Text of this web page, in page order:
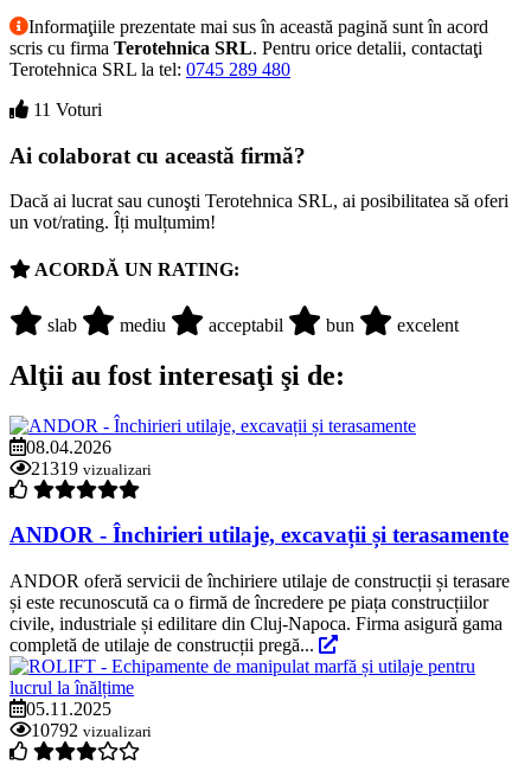
Informaţiile prezentate mai sus în această pagină sunt în acord
scris cu firma Terotehnica SRL. Pentru orice detalii, contactaţi
Terotehnica SRL la tel: 0745 289 480
11 Voturi
Ai colaborat cu această firmă?
Dacă ai lucrat sau cunoşti Terotehnica SRL, ai posibilitatea să oferi
un vot/rating. Îți mulțumim!
ACORDĂ UN RATING:
slab mediu acceptabil bun excelent
Alţii au fost interesaţi şi de:
08.04.2026
21319 vizualizari
ANDOR - Închirieri utilaje, excavații și terasamente
ANDOR oferă servicii de închiriere utilaje de construcții și terasare
și este recunoscută ca o firmă de încredere pe piața construcțiilor
civile, industriale și edilitare din Cluj-Napoca. Firma asigură gama
completă de utilaje de construcții pregă...
05.11.2025
10792 vizualizari